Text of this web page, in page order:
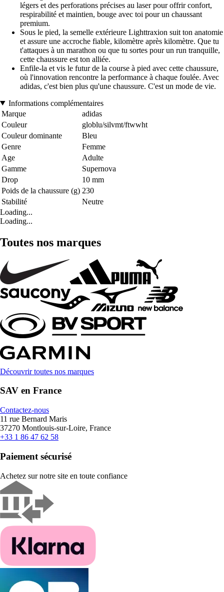
légers et des perforations précises au laser pour offrir confort,
respirabilité et maintien, bouge avec toi pour un chaussant
premium.
Sous le pied, la semelle extérieure Lighttraxion suit ton anatomie
et assure une accroche fiable, kilomètre après kilomètre. Que tu
t'attaques à un marathon ou que tu sortes pour un run tranquille,
cette chaussure est ton alliée.
Enfile-la et vis le futur de la course à pied avec cette chaussure,
où l'innovation rencontre la performance à chaque foulée. Avec
adidas, c'est bien plus qu'une chaussure. C'est un mode de vie.
Informations complémentaires
Marque
adidas
Couleur
globlu/silvmt/ftwwht
Couleur dominante
Bleu
Genre
Femme
Age
Adulte
Gamme
Supernova
Drop
10 mm
Poids de la chaussure (g) 230
Stabilité
Neutre
Loading...
Loading...
Toutes nos marques
Découvrir toutes nos marques
SAV en France
Contactez-nous
11 rue Bernard Maris
37270 Montlouis-sur-Loire, France
+33 1 86 47 62 58
Paiement sécurisé
Achetez sur notre site en toute confiance